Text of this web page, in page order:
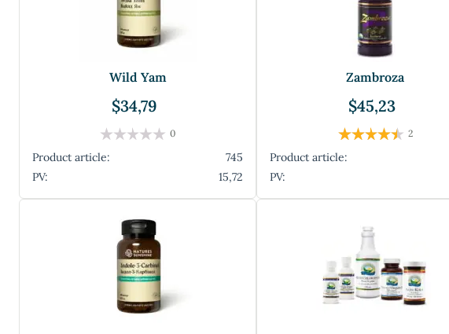
Wild Yam
$34,79
0
Product article:
745
PV:
15,72
Zambroza
$45,23
2
Product article:
PV: